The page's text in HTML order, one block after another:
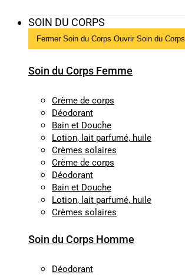
SOIN DU CORPS
Fermer Soin du Corps Ouvrir Soin du Corps
Soin du Corps Femme
Crème de corps
Déodorant
Bain et Douche
Lotion, lait parfumé, huile
Crèmes solaires
Crème de corps
Déodorant
Bain et Douche
Lotion, lait parfumé, huile
Crèmes solaires
Soin du Corps Homme
Déodorant